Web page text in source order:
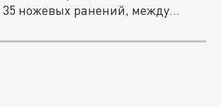
35 ножевых ранений, между